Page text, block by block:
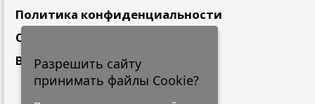
Политика конфиденциальности
Сотрудничество
Вакансии
Подпишитесь
Разрешить сайту
принимать файлы Cookie?